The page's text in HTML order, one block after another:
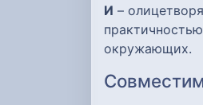
И –
окружающих.